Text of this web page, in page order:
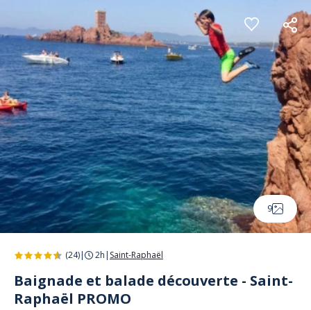
Panneau de gestion des cookies
9
(24)| 2h | Saint-Raphaël
Baignade et balade découverte - Saint-
Raphaël PROMO